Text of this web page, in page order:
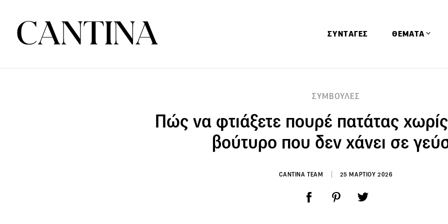
ΣΥΝΤΑΓΕΣ ΘΕΜΑΤΑ
Ειδήσεις
Έρευνες
ΣΥΜΒΟΥΛΕΣ
Πώς να φτιάξετε πουρέ πατάτας
βούτυρο που δεν χάνει σε
CANTINA TEAM 25 ΜΑΡΤΙΟΥ 2026